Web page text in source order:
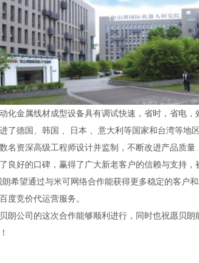
金属线材成型设备具有调试快速，省时，省电，
了德国、韩国 、日本 、意大利等国家和台湾等地
名资深高级工程师设计并监制，不断改进产品质
良好的口碑，赢得了广大新老客户的信赖与支持，
朗希望通过与米可网络合作能获得更多稳定的客户
度竞价代运营服务。
公司的这次合作能够顺利进行，同时也祝愿贝朗